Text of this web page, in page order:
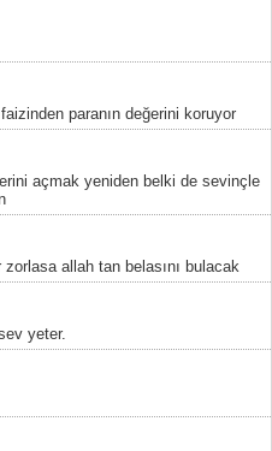
paranın değerini koruyor
açmak yeniden belki de sevinçle
allah tan belasını bulacak
yeter.